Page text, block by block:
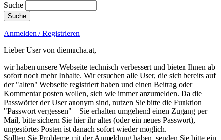
Suche
Anmelden / Registrieren
Lieber User von diemucha.at,
wir haben unsere Webseite technisch verbessert und bieten Ihnen ab
sofort noch mehr Inhalte. Wir ersuchen alle User, die sich bereits auf
der "alten" Webseite registriert haben und einen Beitrag oder
Kommentar posten wollen, sich wie immer anzumelden. Da die
Passwörter der User anonym sind, nutzen Sie bitte die Funktion
"Passwort vergessen" – Sie erhalten umgehend einen Zugang per
Mail, bitte sichern Sie hier ihr altes (oder ein neues Passwort),
ungestörtes Posten ist danach sofort wieder möglich.
Sollten Sie Probleme mit der Anmeldung haben, senden Sie bitte ein